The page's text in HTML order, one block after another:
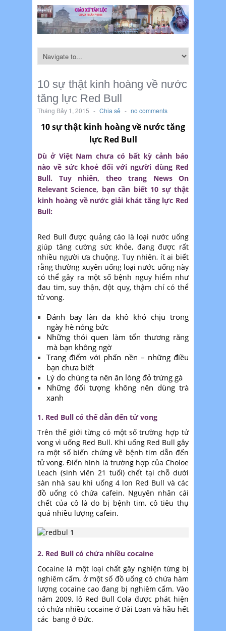
10 sự thật kinh hoàng về nước
tăng lực Red Bull
Tháng Bảy 1, 2015 - Chia sẻ - no comments
10 sự thật kinh hoàng về nước tăng
lực Red Bull
Dù ở Việt Nam chưa có bất kỳ cảnh báo
nào về sức khoẻ đối với người dùng Red
Bull. Tuy nhiên, theo trang News On
Relevant Science, bạn cần biết 10 sự thật
kinh hoàng về nước giải khát tăng lực Red
Bull:
Red Bull được quảng cáo là loại nước uống
giúp tăng cường sức khỏe, đang được rất
nhiều người ưa chuộng. Tuy nhiên, ít ai biết
rằng thường xuyên uống loại nước uống này
có thể gây ra một số bệnh nguy hiểm như
đau tim, suy thận, đột quỵ, thậm chí có thể
tử vong.
Đánh bay làn da khô khó chịu trong
ngày hè nóng bức
Những thói quen làm tổn thương răng
mà bạn không ngờ
Trang điểm với phấn nền – những điều
bạn chưa biết
Lý do chúng ta nên ăn lòng đỏ trứng gà
Những đối tượng không nên dùng trà
xanh
1. Red Bull có thể dẫn đến tử vong
Trên thế giới từng có một số trường hợp tử
vong vì uống Red Bull. Khi uống Red Bull gây
ra một số biến chứng về bệnh tim dẫn đến
tử vong. Điển hình là trường hợp của Choloe
Leach (sinh viên 21 tuổi) chết tại chỗ dưới
sàn nhà sau khi uống 4 lon Red Bull và các
đồ uống có chứa cafein. Nguyên nhân cái
chết của cô là do bị bệnh tim, cô tiêu thụ
quá nhiều lượng cafein.
2. Red Bull có chứa nhiều cocaine
Cocaine là một loại chất gây nghiện từng bị
nghiêm cấm, ở một số đồ uống có chứa hàm
lượng cocaine cao đang bị nghiêm cấm. Vào
năm 2009, lô Red Bull Cola được phát hiện
có chứa nhiều cocaine ở Đài Loan và hầu hết
các bang ở Đức.